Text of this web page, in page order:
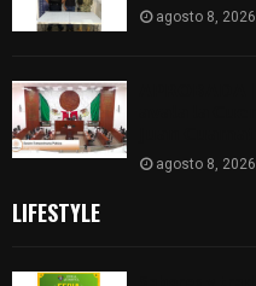
agosto 8, 2026
agosto 8, 2026
LIFESTYLE